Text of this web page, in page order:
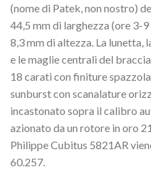
(nome di Patek, non nostro)
44,5 mm di larghezza (ore 3-
8,3 mm di altezza. La lunetta,
e le maglie centrali del
18 carati con finiture
sunburst con scanalature
incastonato sopra il calibro
azionato da un rotore in oro
Philippe Cubitus 5821AR
60.257.